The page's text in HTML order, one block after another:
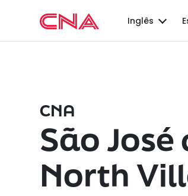
Inglês
CNA
São José
North